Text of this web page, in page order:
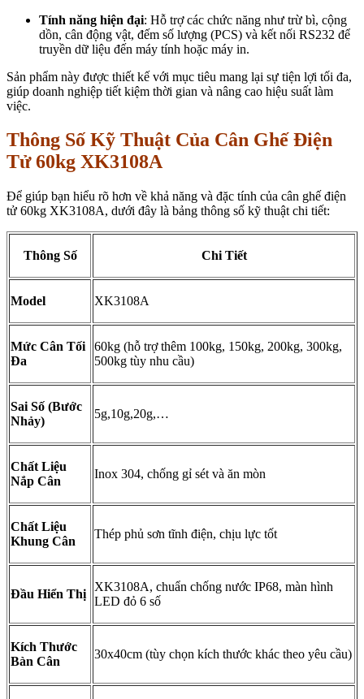
Tính năng hiện đại: Hỗ trợ các chức năng như trừ bì, cộng
dồn, cân động vật, đếm số lượng (PCS) và kết nối RS232 để
truyền dữ liệu đến máy tính hoặc máy in.
Sản phẩm này được thiết kế với mục tiêu mang lại sự tiện lợi tối đa,
giúp doanh nghiệp tiết kiệm thời gian và nâng cao hiệu suất làm
việc.
Thông Số Kỹ Thuật Của Cân Ghế Điện
Tử 60kg XK3108A
Để giúp bạn hiểu rõ hơn về khả năng và đặc tính của cân ghế điện
tử 60kg XK3108A, dưới đây là bảng thông số kỹ thuật chi tiết:
Thông Số Chi Tiết
Model XK3108A
Mức Cân Tối
Đa
60kg (hỗ trợ thêm 100kg, 150kg, 200kg, 300kg,
500kg tùy nhu cầu)
Sai Số (Bước
Nhảy)
5g,10g,20g,…
Chất Liệu
Nắp Cân
Inox 304, chống gỉ sét và ăn mòn
Chất Liệu
Khung Cân
Thép phủ sơn tĩnh điện, chịu lực tốt
Đầu Hiển Thị
XK3108A, chuẩn chống nước IP68, màn hình
LED đỏ 6 số
Kích Thước
Bàn Cân
30x40cm (tùy chọn kích thước khác theo yêu cầu)